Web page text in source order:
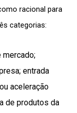
racional para
categorias:
mercado;
entrada
aceleração
de produtos da